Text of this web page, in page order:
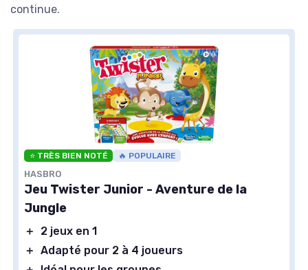
continue.
⭐ TRÈS BIEN NOTÉ 🔥 POPULAIRE
HASBRO
Jeu Twister Junior - Aventure de la
Jungle
＋
2 jeux en 1
＋ Adapté pour 2 à 4 joueurs